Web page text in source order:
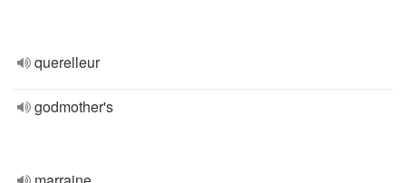
querelleur
godmother's